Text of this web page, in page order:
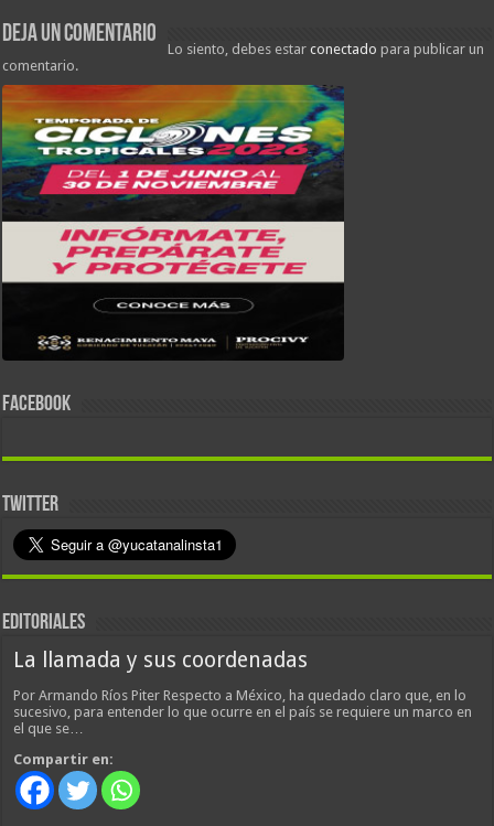
Deja un comentario
Lo siento, debes estarconectado para publicar un
comentario.
FACEBOOK
TWITTER
EDITORIALES
La llamada y sus coordenadas
Por Armando Ríos Piter Respecto a México, ha quedado claro que, en lo
sucesivo, para entender lo que ocurre en el país se requiere un marco en
el que se…
Compartir en: